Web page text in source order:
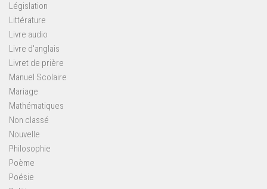
Législation
Littérature
Livre audio
Livre d'anglais
Livret de prière
Manuel Scolaire
Mariage
Mathématiques
Non classé
Nouvelle
Philosophie
Poème
Poésie